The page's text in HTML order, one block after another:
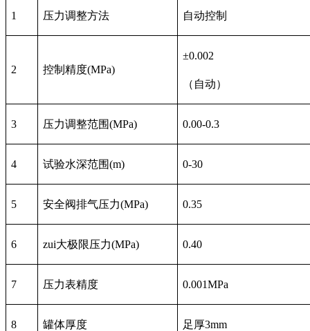
1 压力调整方法 自动控制
2 控制精度(MPa)
±0.002
（自动）
3 压力调整范围(MPa) 0.00-0.3
4 试验水深范围(m) 0-30
5 安全阀排气压力(MPa) 0.35
6 zui大极限压力(MPa) 0.40
7 压力表精度 0.001MPa
8 罐体厚度 足厚3mm